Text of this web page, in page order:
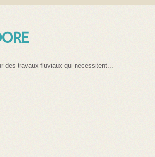
des travaux fluviaux qui necessitent...